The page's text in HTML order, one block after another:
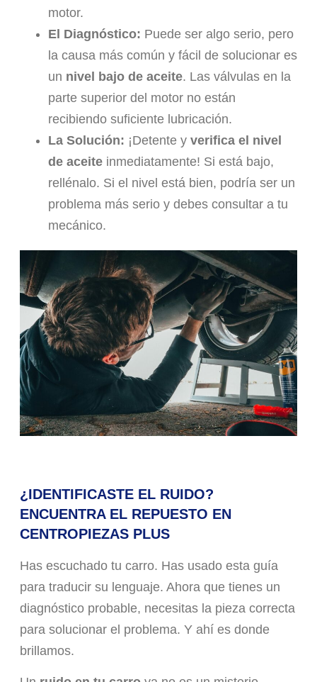
motor.
El Diagnóstico: Puede ser algo serio, pero
la causa más común y fácil de solucionar es
un nivel bajo de aceite. Las válvulas en la
parte superior del motor no están
recibiendo suficiente lubricación.
La Solución: ¡Detente y verifica el nivel
de aceite inmediatamente! Si está bajo,
rellénalo. Si el nivel está bien, podría ser un
problema más serio y debes consultar a tu
mecánico.
¿IDENTIFICASTE EL RUIDO?
ENCUENTRA EL REPUESTO EN
CENTROPIEZAS PLUS
Has escuchado tu carro. Has usado esta guía
para traducir su lenguaje. Ahora que tienes un
diagnóstico probable, necesitas la pieza correcta
para solucionar el problema. Y ahí es donde
brillamos.